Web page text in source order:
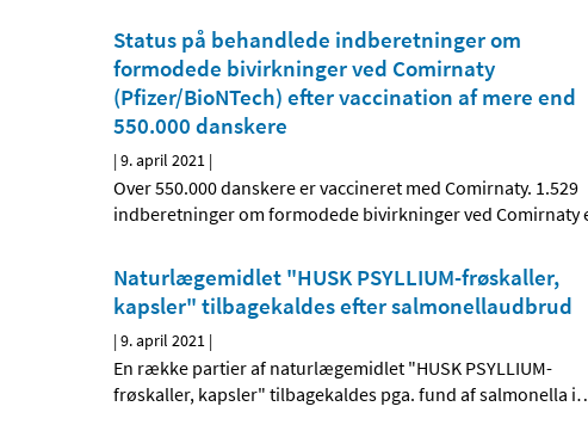
Status på behandlede indberetninger om
formodede bivirkninger ved Comirnaty
(Pfizer/BioNTech) efter vaccination af mere end
550.000 danskere
|9. april 2021 |
Over 550.000 danskere er vaccineret med Comirnaty. 1.529
indberetninger om formodede bivirkninger ved Comirnaty
Naturlægemidlet "HUSK PSYLLIUM-frøskaller,
kapsler" tilbagekaldes efter salmonellaudbrud
|9. april 2021 |
En række partier af naturlægemidlet "HUSK PSYLLIUM-
frøskaller, kapsler" tilbagekaldes pga. fund af salmonella i